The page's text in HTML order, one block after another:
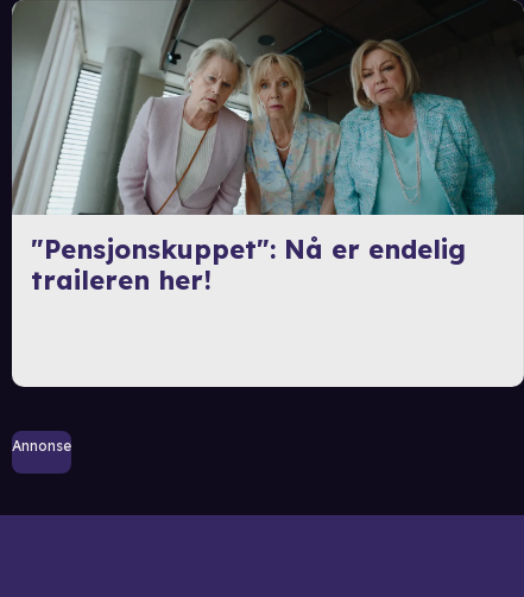
"Pensjonskuppet": Nå er endelig
traileren her!
Annonse